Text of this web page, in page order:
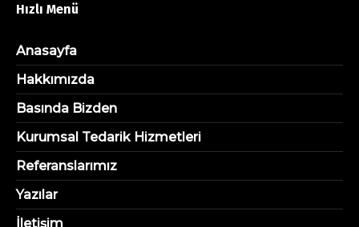
Hızlı Menü
Anasayfa
Hakkımızda
Basında Bizden
Kurumsal Tedarik Hizmetleri
Referanslarımız
Yazılar
İletişim